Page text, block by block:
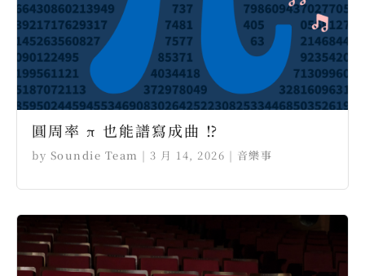
圓周率 π 也能譜寫成曲 ⁉ ⠀
by Soundie Team | 3 月 14, 2026 | 音樂事